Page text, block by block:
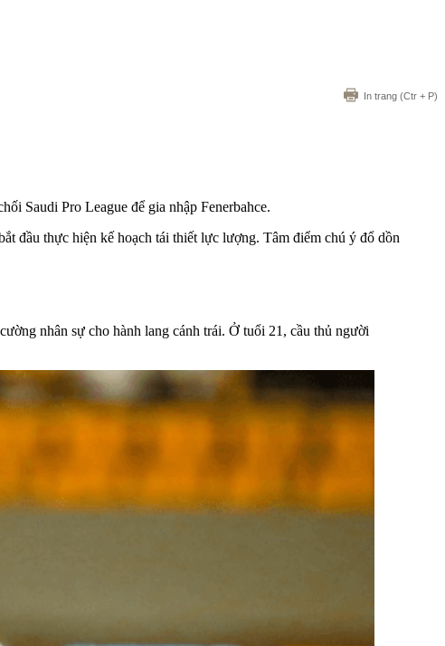
In trang (Ctr + P)
Saudi Pro League để gia nhập Fenerbahce.
đầu thực hiện kế hoạch tái thiết lực lượng. Tâm điểm chú ý đổ dồn
nhân sự cho hành lang cánh trái. Ở tuổi 21, cầu thủ người